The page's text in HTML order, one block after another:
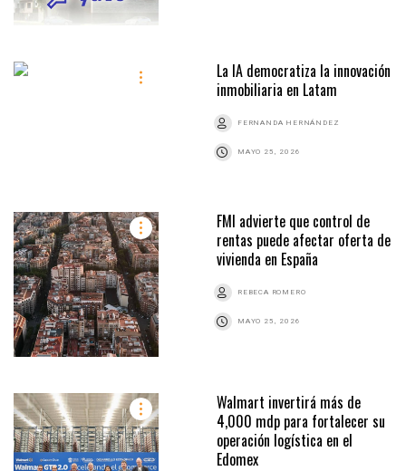
La IA democratiza la innovación
inmobiliaria en Latam
FERNANDA HERNÁNDEZ
MAYO 25, 2026
FMI advierte que control de
rentas puede afectar oferta de
vivienda en España
REBECA ROMERO
MAYO 25, 2026
Walmart invertirá más de
4,000 mdp para fortalecer su
operación logística en el
Edomex